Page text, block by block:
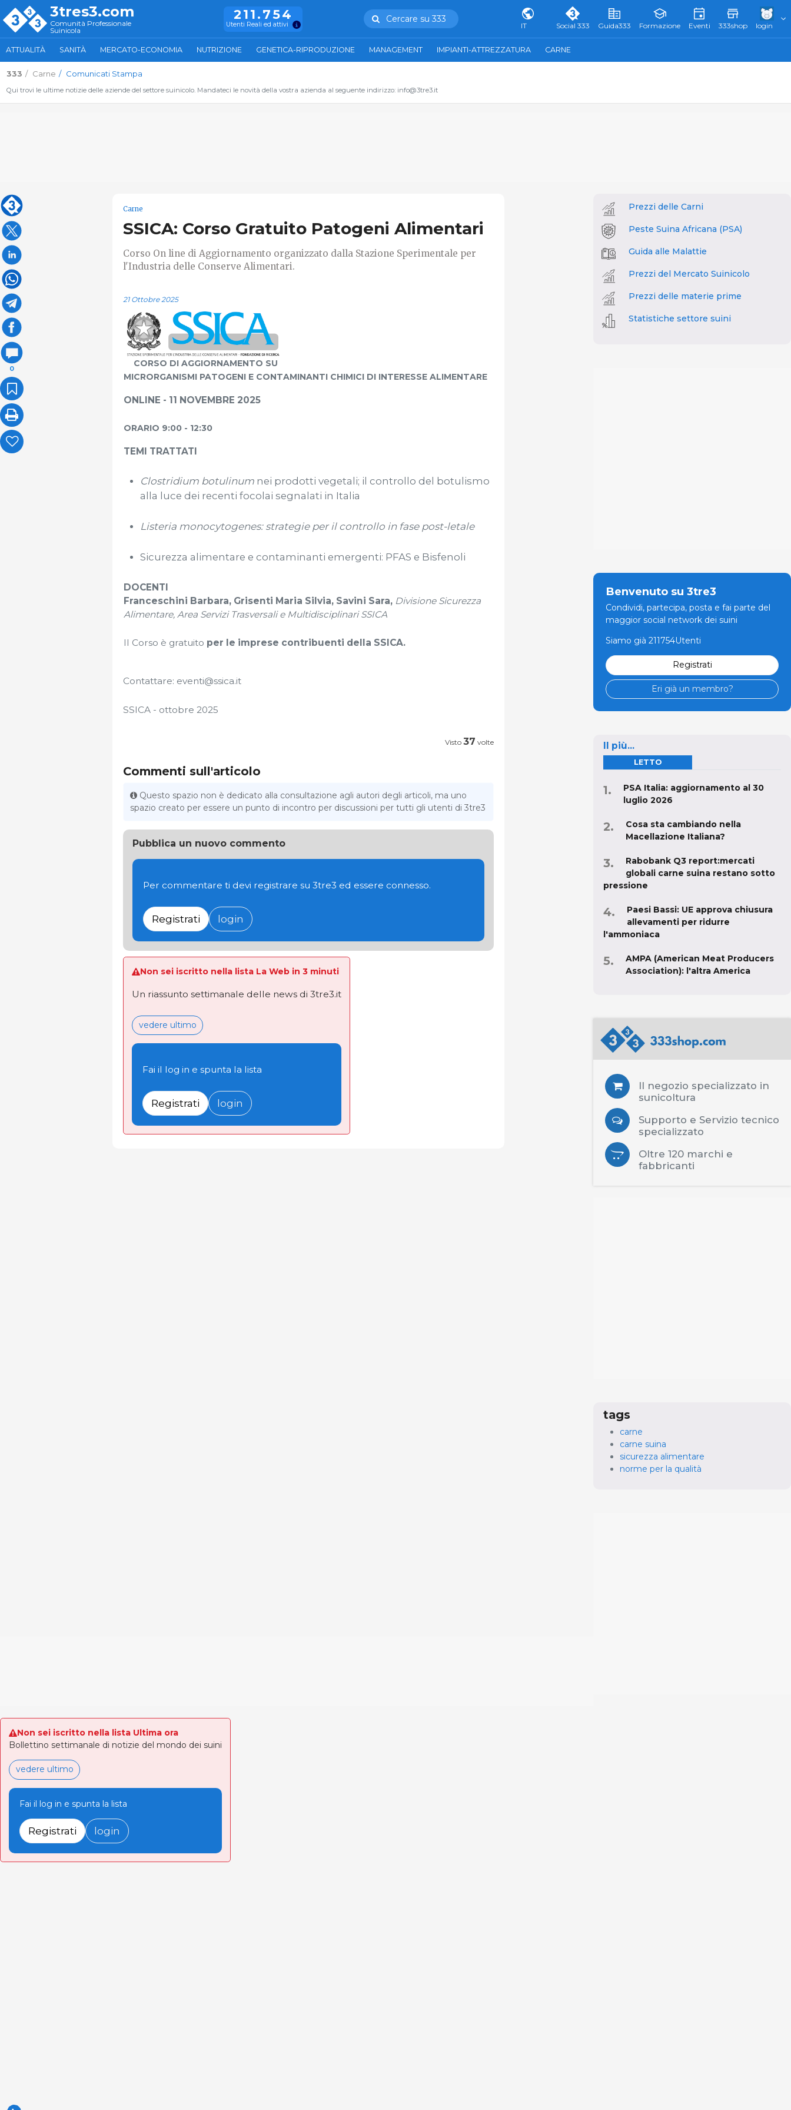
3tres3.com
Comunità Professionale
Suinicola
211.754
Utenti Reali ed attivi
Cercare su 333
IT Social 333 Guida333 Formazione Eventi 333shop login
ATTUALITÀ SANITÀ MERCATO-ECONOMIA NUTRIZIONE GENETICA-RIPRODUZIONE MANAGEMENT IMPIANTI-ATTREZZATURA CARNE
333 Carne Comunicati Stampa
Qui trovi le ultime notizie delle aziende del settore suinicolo. Mandateci le novità della vostra azienda al seguente indirizzo: info@3tre3.it
0
Carne
SSICA: Corso Gratuito Patogeni Alimentari
Corso On line di Aggiornamento organizzato dalla Stazione Sperimentale per
l'Industria delle Conserve Alimentari.
21 Ottobre 2025
CORSO DI AGGIORNAMENTO SU
MICRORGANISMI PATOGENI E CONTAMINANTI CHIMICI DI INTERESSE ALIMENTARE
ONLINE - 11 NOVEMBRE 2025
ORARIO 9:00 - 12:30
TEMI TRATTATI
Clostridium botulinum nei prodotti vegetali; il controllo del botulismo
alla luce dei recenti focolai segnalati in Italia
Listeria monocytogenes: strategie per il controllo in fase post-letale
Sicurezza alimentare e contaminanti emergenti: PFAS e Bisfenoli
DOCENTI
Franceschini Barbara, Grisenti Maria Silvia, Savini Sara, Divisione Sicurezza
Alimentare, Area Servizi Trasversali e Multidisciplinari SSICA
Il Corso è gratuito per le imprese contribuenti della SSICA.
Contattare: eventi@ssica.it
SSICA - ottobre 2025
Visto 37 volte
Commenti sull'articolo
Questo spazio non è dedicato alla consultazione agli autori degli articoli, ma uno
spazio creato per essere un punto di incontro per discussioni per tutti gli utenti di 3tre3
Pubblica un nuovo commento
Per commentare ti devi registrare su 3tre3 ed essere connesso.
Registrati login
Non sei iscritto nella lista La Web in 3 minuti
Un riassunto settimanale delle news di 3tre3.it
vedere ultimo
Fai il log in e spunta la lista
Registrati login
Prezzi delle Carni
Peste Suina Africana (PSA)
Guida alle Malattie
Prezzi del Mercato Suinicolo
Prezzi delle materie prime
Statistiche settore suini
Benvenuto su 3tre3
Condividi, partecipa, posta e fai parte del
maggior social network dei suini
Siamo già 211754Utenti
Registrati
Eri già un membro?
Il più...
LETTO
PSA Italia: aggiornamento al 30
luglio 2026
Cosa sta cambiando nella
Macellazione Italiana?
Rabobank Q3 report:mercati
globali carne suina restano sotto
pressione
Paesi Bassi: UE approva chiusura
allevamenti per ridurre
l'ammoniaca
AMPA (American Meat Producers
Association): l'altra America
Il negozio specializzato in
sunicoltura
Supporto e Servizio tecnico
specializzato
Oltre 120 marchi e
fabbricanti
tags
carne
carne suina
sicurezza alimentare
norme per la qualità
Non sei iscritto nella lista Ultima ora
Bollettino settimanale di notizie del mondo dei suini
vedere ultimo
Fai il log in e spunta la lista
Registrati login